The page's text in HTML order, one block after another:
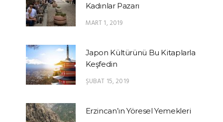
Kadınlar Pazarı
MART 1, 2019
Japon Kültürünü Bu Kitaplarla
Keşfedin
ŞUBAT 15, 2019
Erzincan’ın Yöresel Yemekleri